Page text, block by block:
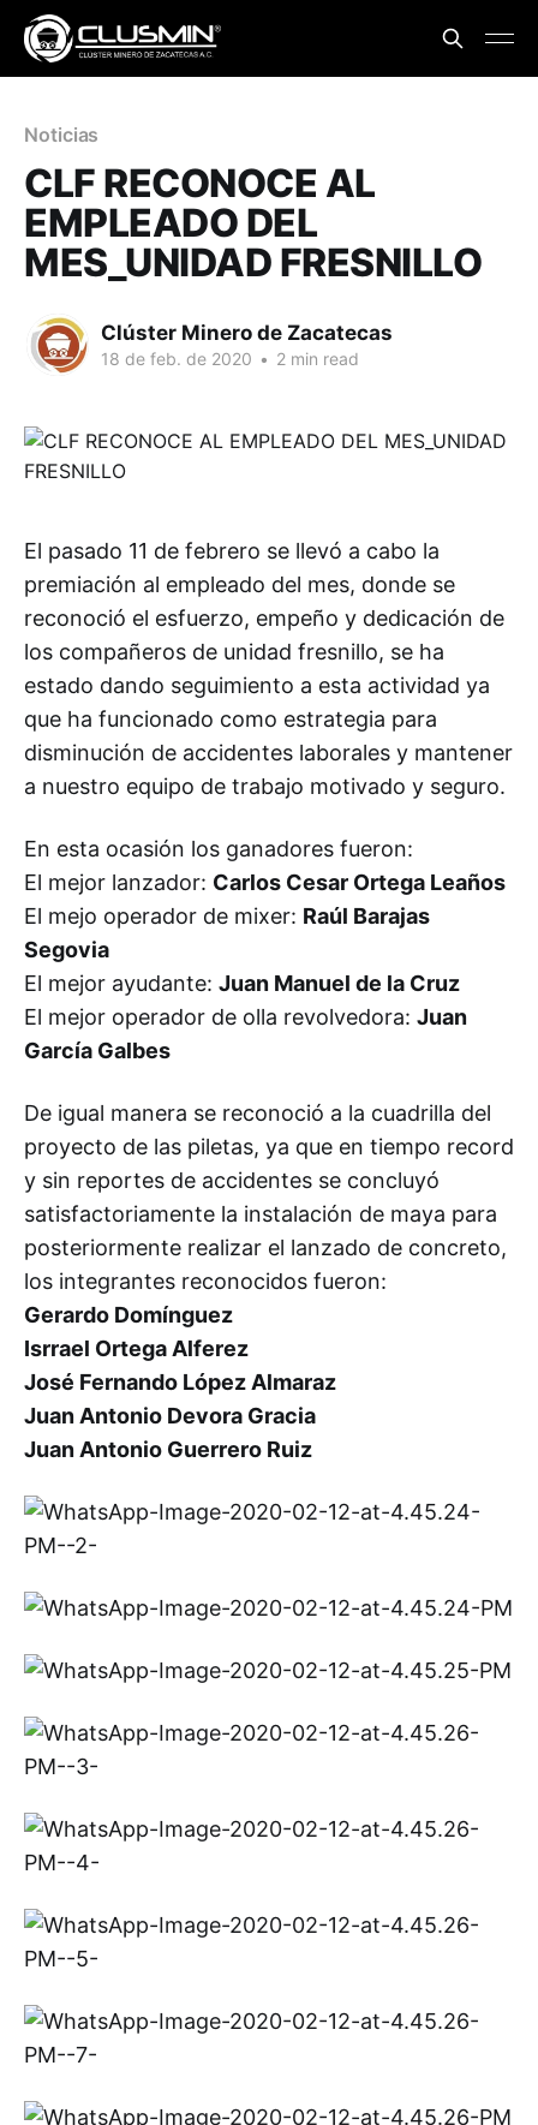
Noticias
CLF RECONOCE AL
EMPLEADO DEL
MES_UNIDAD FRESNILLO
Clúster Minero de Zacatecas
18 de feb. de 2020 • 2 min read
El pasado 11 de febrero se llevó a cabo la
premiación al empleado del mes, donde se
reconoció el esfuerzo, empeño y dedicación de
los compañeros de unidad fresnillo, se ha
estado dando seguimiento a esta actividad ya
que ha funcionado como estrategia para
disminución de accidentes laborales y mantener
a nuestro equipo de trabajo motivado y seguro.
En esta ocasión los ganadores fueron:
El mejor lanzador: Carlos Cesar Ortega Leaños
El mejo operador de mixer: Raúl Barajas
Segovia
El mejor ayudante: Juan Manuel de la Cruz
El mejor operador de olla revolvedora: Juan
García Galbes
De igual manera se reconoció a la cuadrilla del
proyecto de las piletas, ya que en tiempo record
y sin reportes de accidentes se concluyó
satisfactoriamente la instalación de maya para
posteriormente realizar el lanzado de concreto,
los integrantes reconocidos fueron:
Gerardo Domínguez
Isrrael Ortega Alferez
José Fernando López Almaraz
Juan Antonio Devora Gracia
Juan Antonio Guerrero Ruiz